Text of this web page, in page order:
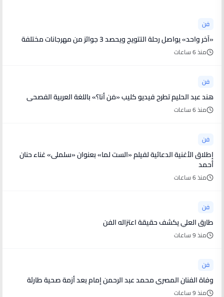
فن
«آخر واحد» يواصل رحلة التتويج ويحصد 3 جوائز من مهرجانات مختلفة
منذ 6 ساعات
فن
هند عبد الحليم تطرح فيديو كليب «مَن أنا؟» باللغة العربية الفصحى
منذ 6 ساعات
فن
إطلاق الأغنية الدعائية لفيلم «الست لما» بعنوان «سلملى» غناء حنان
أحمد
منذ 6 ساعات
فن
طارق العلي يكشف حقيقة اعتزاله الفن
منذ 9 ساعات
فن
وفاة الفنان المصري محمد عبد الرحمن إمام بعد أزمة صحية طارئة
منذ 9 ساعات